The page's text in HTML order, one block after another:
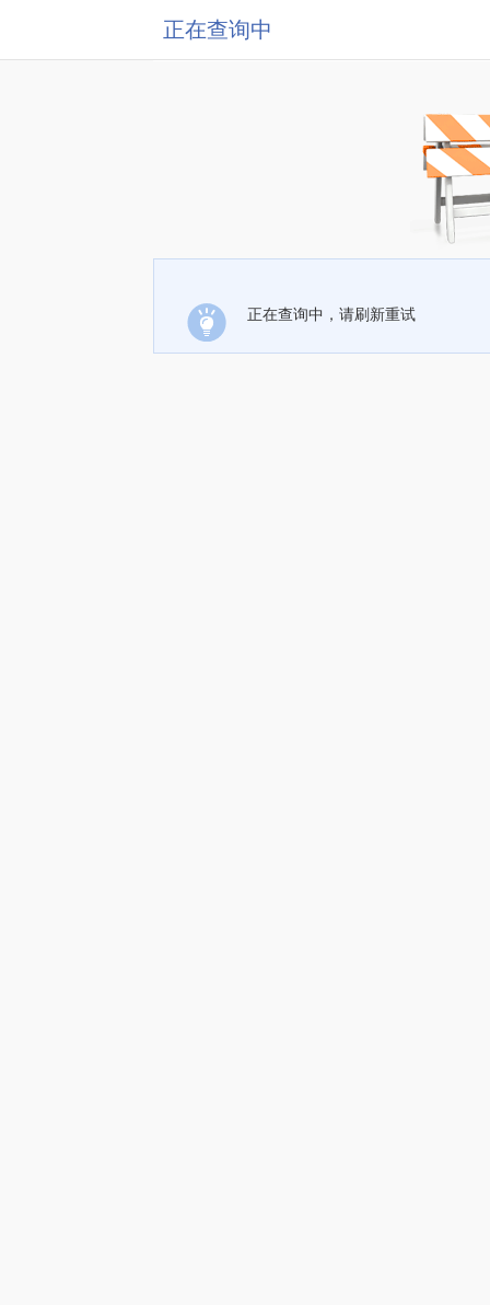
正在查询中
正在查询中，请刷新重试